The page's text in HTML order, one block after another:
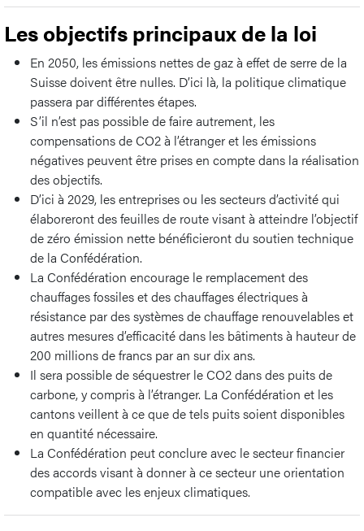
Les objectifs principaux de la loi
En 2050, les émissions nettes de gaz à effet de serre de la
Suisse doivent être nulles. D’ici là, la politique climatique
passera par différentes étapes.
S’il n’est pas possible de faire autrement, les
compensations de CO2 à l’étranger et les émissions
négatives peuvent être prises en compte dans la réalisation
des objectifs.
D’ici à 2029, les entreprises ou les secteurs d’activité qui
élaboreront des feuilles de route visant à atteindre l’objectif
de zéro émission nette bénéficieront du soutien technique
de la Confédération.
La Confédération encourage le remplacement des
chauffages fossiles et des chauffages électriques à
résistance par des systèmes de chauffage renouvelables et
autres mesures d’efficacité dans les bâtiments à hauteur de
200 millions de francs par an sur dix ans.
Il sera possible de séquestrer le CO2 dans des puits de
carbone, y compris à l’étranger. La Confédération et les
cantons veillent à ce que de tels puits soient disponibles
en quantité nécessaire.
La Confédération peut conclure avec le secteur financier
des accords visant à donner à ce secteur une orientation
compatible avec les enjeux climatiques.